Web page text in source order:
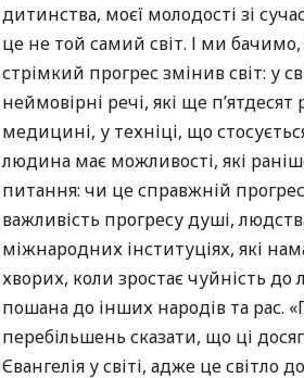
дитинства, моєї молодості зі
це не той самий світ. І ми
стрімкий прогрес змінив світ: у
неймовірні речі, які ще
медицині, у техніці, що
людина має можливості, які
питання: чи це справжній
важливість прогресу душі,
міжнародних інституціях, які
хворих, коли зростає чуйність
пошана до інших народів та рас.
перебільшень сказати, що ці
Євангелія у світі, адже це